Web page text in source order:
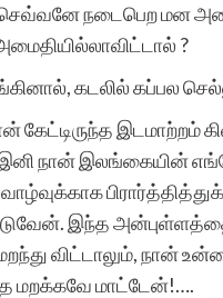
நடைபெற மன
?
கடலில் கப்பல
கேட்டிருந்த இடமாற்றம்
இனி நான் இலங்கையின்
இந்த
விட்டாலும், நான்
மறக்கவே மாட்டேன்!….